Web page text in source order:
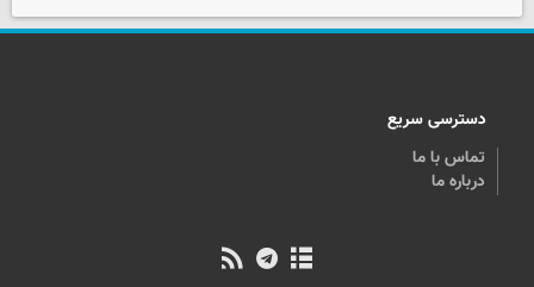
دسترسی سریع
تماس با ما
درباره ما